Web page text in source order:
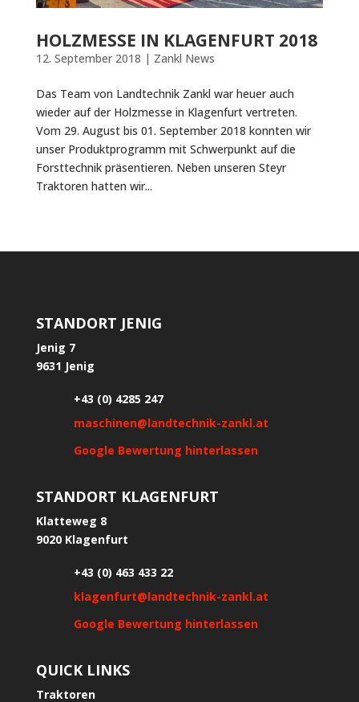
HOLZMESSE IN KLAGENFURT 2018
12. September 2018 | Zankl News
Das Team von Landtechnik Zankl war heuer auch
wieder auf der Holzmesse in Klagenfurt vertreten.
Vom 29. August bis 01. September 2018 konnten wir
unser Produktprogramm mit Schwerpunkt auf die
Forsttechnik präsentieren. Neben unseren Steyr
Traktoren hatten wir...
STANDORT JENIG
Jenig 7
9631 Jenig
+43 (0) 4285 247
maschinen@landtechnik-zankl.at
Google Bewertung hinterlassen
STANDORT KLAGENFURT
Klatteweg 8
9020 Klagenfurt
+43 (0) 463 433 22
klagenfurt@landtechnik-zankl.at
Google Bewertung hinterlassen
QUICK LINKS
Traktoren